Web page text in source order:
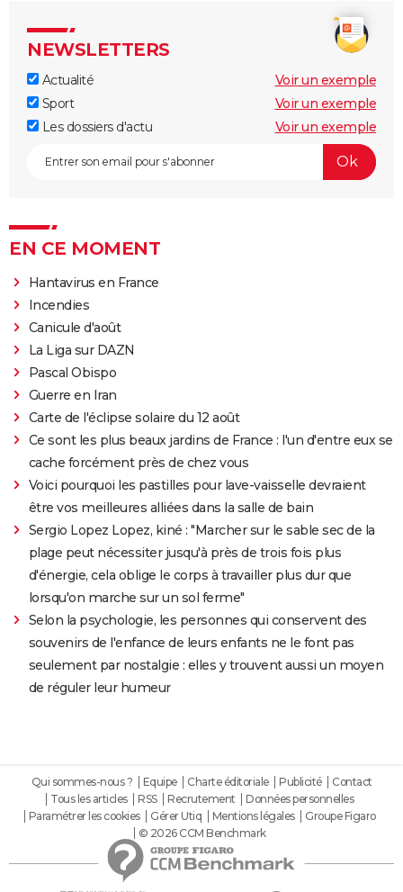
NEWSLETTERS
Actualité
Voir un exemple
Sport
Voir un exemple
Les dossiers d'actu
Voir un exemple
EN CE MOMENT
Hantavirus en France
Incendies
Canicule d'août
La Liga sur DAZN
Pascal Obispo
Guerre en Iran
Carte de l'éclipse solaire du 12 août
Ce sont les plus beaux jardins de France : l'un d'entre eux se
cache forcément près de chez vous
Voici pourquoi les pastilles pour lave-vaisselle devraient
être vos meilleures alliées dans la salle de bain
Sergio Lopez Lopez, kiné : "Marcher sur le sable sec de la
plage peut nécessiter jusqu'à près de trois fois plus
d'énergie, cela oblige le corps à travailler plus dur que
lorsqu'on marche sur un sol ferme"
Selon la psychologie, les personnes qui conservent des
souvenirs de l'enfance de leurs enfants ne le font pas
seulement par nostalgie : elles y trouvent aussi un moyen
de réguler leur humeur
Qui sommes-nous ? Equipe Charte éditoriale Publicité
Contact
Tous les articles
RSS Recrutement
Données personnelles
Paramétrer les cookies
Gérer Utiq Mentions légales
Groupe Figaro
© 2026 CCM Benchmark